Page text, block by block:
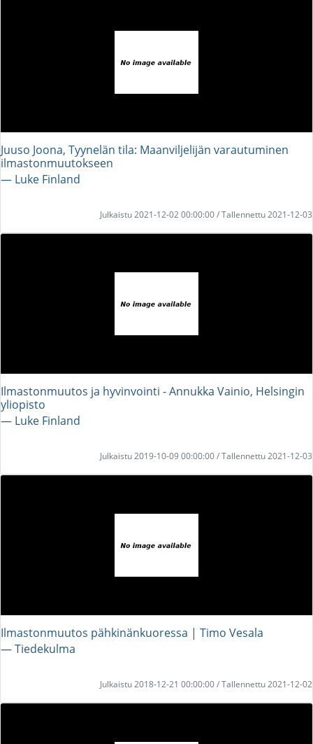
Juuso Joona, Tyynelän tila: Maanviljelijän varautuminen
ilmastonmuutokseen
― Luke Finland
Julkaistu 2021-12-02 00:00:00 / Tallennettu 2021-12-03
Ilmastonmuutos ja hyvinvointi - Annukka Vainio, Helsingin
yliopisto
― Luke Finland
Julkaistu 2019-10-09 00:00:00 / Tallennettu 2021-12-03
Ilmastonmuutos pähkinänkuoressa | Timo Vesala
― Tiedekulma
Julkaistu 2018-12-21 00:00:00 / Tallennettu 2021-12-02